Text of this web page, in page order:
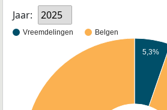
Jaar: 2025
Vreemdelingen Belgen
5,3%